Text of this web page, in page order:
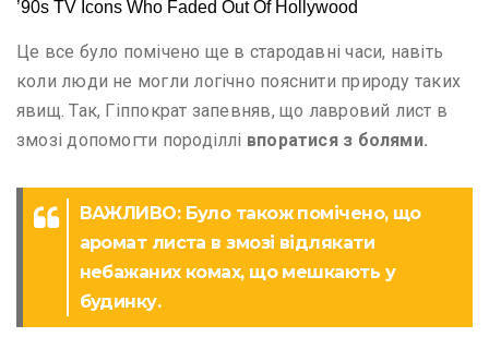
Це все було помічено ще в стародавні часи, навіть
коли люди не могли логічно пояснити природу таких
явищ. Так, Гіппократ запевняв, що лавровий лист в
змозі допомогти породіллі впоратися з болями.
ВАЖЛИВО: Було також помічено, що
аромат листа в змозі відлякати
небажаних комах, що мешкають у
будинку.